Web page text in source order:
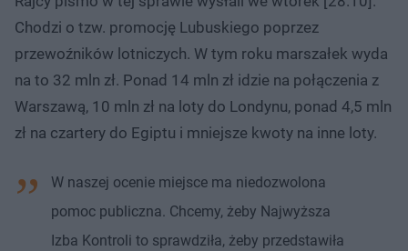
Chodzi o tzw. promocję Lubuskiego poprzez
przewoźników lotniczych. W tym roku marszałek wyda
na to 32 mln zł. Ponad 14 mln zł idzie na połączenia z
Warszawą, 10 mln zł na loty do Londynu, ponad 4,5 mln
zł na czartery do Egiptu i mniejsze kwoty na inne loty.
W naszej ocenie miejsce ma niedozwolona
pomoc publiczna. Chcemy, żeby Najwyższa
Izba Kontroli to sprawdziła, żeby przedstawiła